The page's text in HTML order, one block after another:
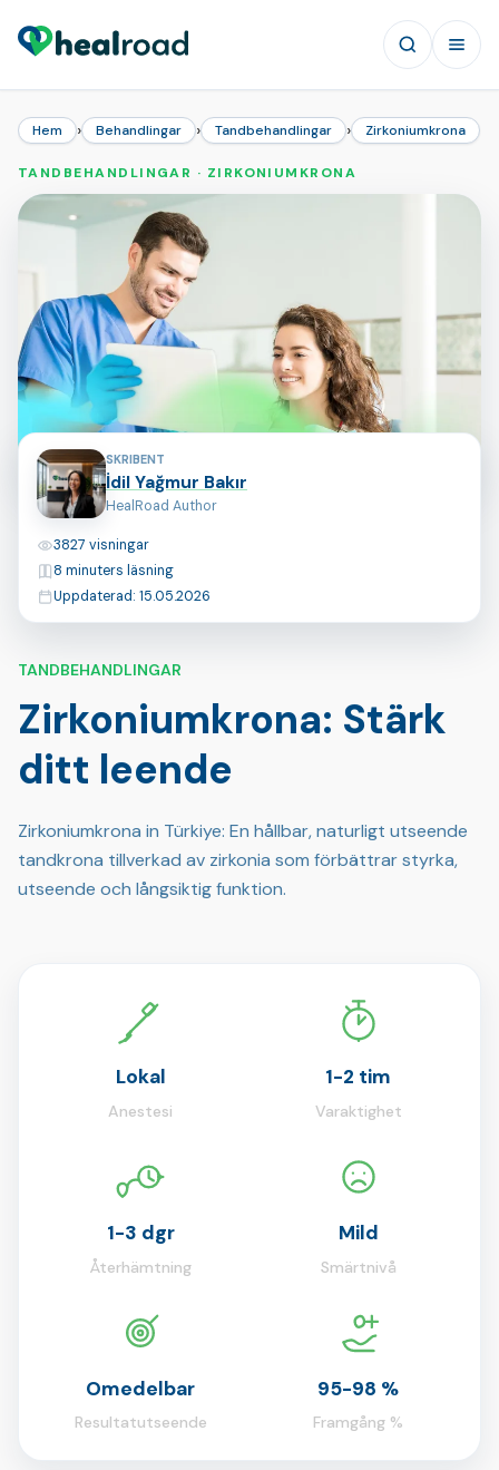
Hem › Behandlingar › Tandbehandlingar › Zirkoniumkrona
TANDBEHANDLINGAR · ZIRKONIUMKRONA
TANDBEHANDLINGAR
Zirkoniumkrona: Stärk
ditt leende
Zirkoniumkrona in Türkiye: En hållbar, naturligt utseende
tandkrona tillverkad av zirkonia som förbättrar styrka,
utseende och långsiktig funktion.
Sidans bidragsgivare
SKRIBENT
İdil Yağmur Bakır
HealRoad Author
Visningar
3827 visningar
Lästid
8 minuters läsning
Senast uppdaterad
Uppdaterad: 15.05.2026
Lokal
Anestesi
1-2 tim
Varaktighet
1-3 dgr
Återhämtning
Mild
Smärtnivå
Omedelbar
Resultatutseende
95-98 %
Framgång %